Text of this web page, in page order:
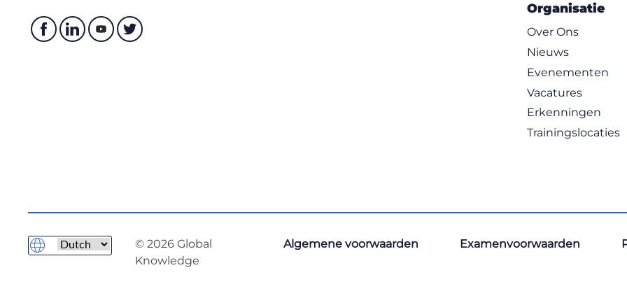
Organisatie
Over Ons
Nieuws
Evenementen
Vacatures
Erkenningen
Trainingslocaties
© 2026 Global
Knowledge
Algemene voorwaarden Examenvoorwaarden